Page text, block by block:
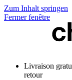
Zum Inhalt springen
Fermer fenêtre
Livraison
retour